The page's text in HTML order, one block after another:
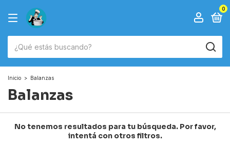
0
Inicio > Balanzas
Balanzas
No tenemos resultados para tu búsqueda. Por favor,
intentá con otros filtros.